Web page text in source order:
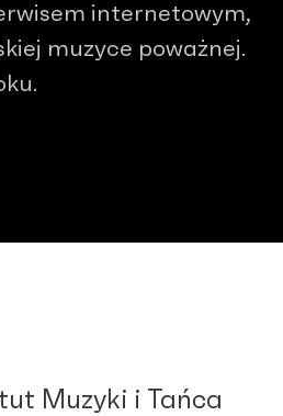
internetowym,
muzyce poważnej.
Muzyki i Tańca